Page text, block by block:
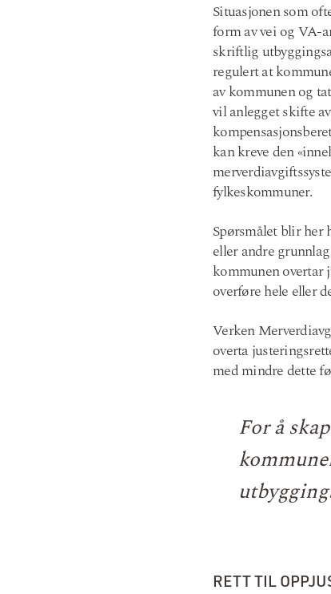
Situasjonen som
form av vei og VA-
skriftlig
regulert at
av kommunen og
vil anlegget skifte
kan kreve den
fylkeskommuner.
Spørsmålet blir her
eller andre
kommunen overtar
overføre hele eller
Verken
overta
med mindre dette
For å
RETT TIL